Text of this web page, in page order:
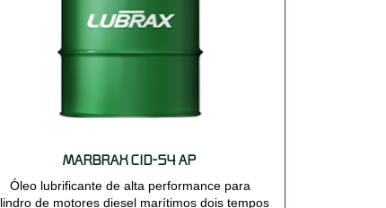
MARBRAX CID-54 AP
Óleo lubrificante de alta performance para
de motores diesel marítimos dois tempos